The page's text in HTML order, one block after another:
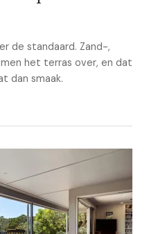
de standaard. Zand-,
het terras over, en dat
dan smaak.